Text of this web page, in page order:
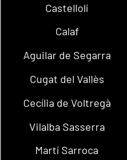
Castellolí
Calaf
Aguilar de Segarra
Cugat del Vallès
Cecília de Voltregà
Vilalba Sasserra
Martí Sarroca